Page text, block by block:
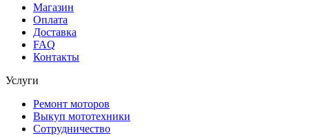
Магазин
Оплата
Доставка
FAQ
Контакты
Услуги
Ремонт моторов
Выкуп мототехники
Сотрудничество